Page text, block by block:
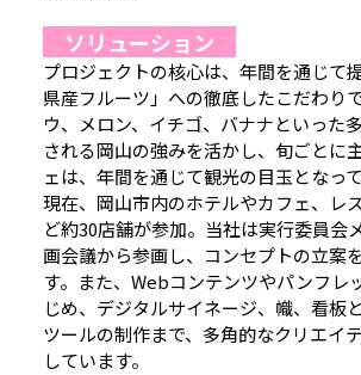
ソリューション
プロジェクトの核心は、年間を通じて
県産フルーツ」への徹底したこだわり
ウ、メロン、イチゴ、バナナといった
される岡山の強みを活かし、旬ごとに
ェは、年間を通じて観光の目玉となって
現在、岡山市内のホテルやカフェ、レ
ど約30店舗が参加。当社は実行委員会
画会議から参画し、コンセプトの立案
す。また、Webコンテンツやパンフレ
じめ、デジタルサイネージ、幟、看板
ツールの制作まで、多角的なクリエイ
しています。